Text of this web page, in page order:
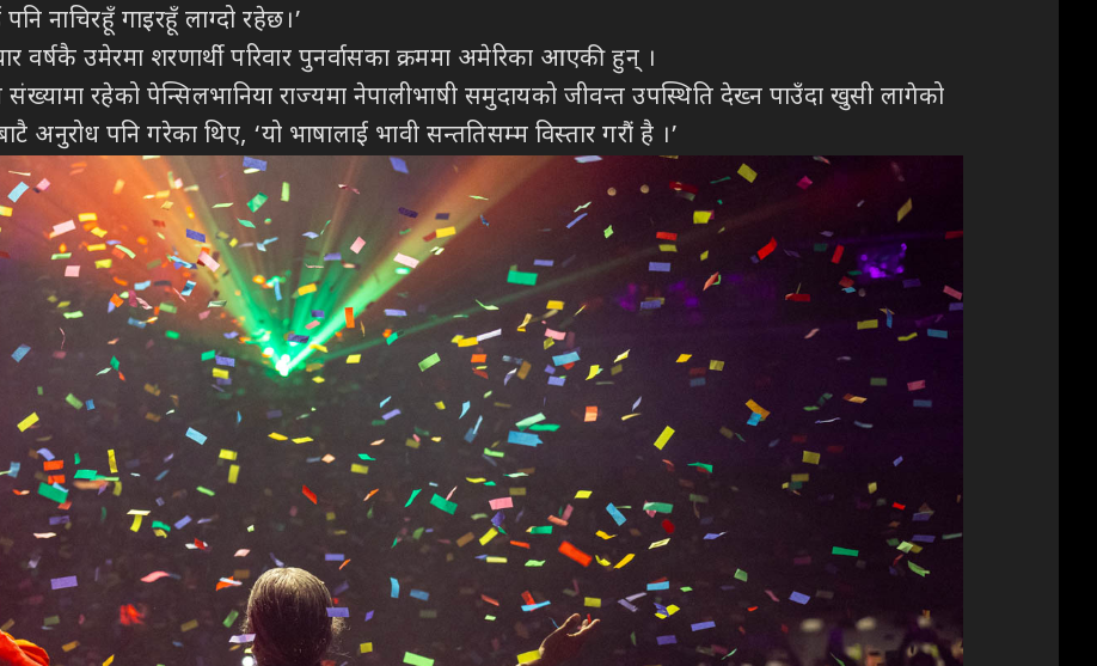
नाचिरहूँ गाइरहूँ लाग्दो रहेछ।’
वर्षकै उमेरमा शरणार्थी परिवार पुनर्वासका क्रममा अमेरिका आएकी हुन् ।
संख्यामा रहेको पेन्सिलभानिया राज्यमा नेपालीभाषी समुदायको जीवन्त उपस्थिति देख्न पाउँदा खुसी लागेको
पनि गरेका थिए, ‘यो भाषालाई भावी सन्ततिसम्म विस्तार गरौं है ।’